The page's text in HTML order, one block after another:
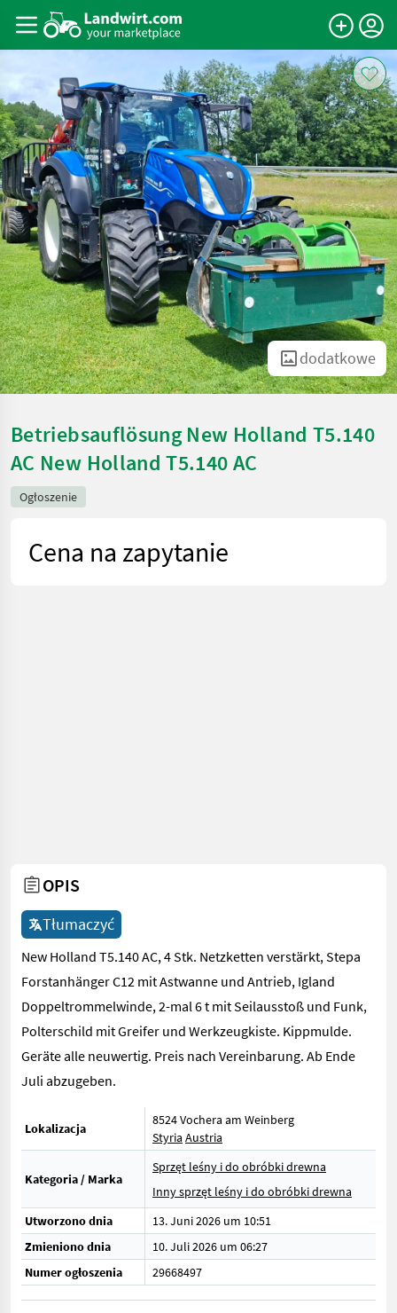
dodatkowe
Betriebsauflösung New Holland T5.140
AC New Holland T5.140 AC
Ogłoszenie
Cena na zapytanie
OPIS
Tłumaczyć
New Holland T5.140 AC, 4 Stk. Netzketten verstärkt, Stepa
Forstanhänger C12 mit Astwanne und Antrieb, Igland
Doppeltrommelwinde, 2-mal 6 t mit Seilausstoß und Funk,
Polterschild mit Greifer und Werkzeugkiste. Kippmulde.
Geräte alle neuwertig. Preis nach Vereinbarung. Ab Ende
Juli abzugeben.
Lokalizacja
8524 Vochera am Weinberg
Styria Austria
Kategoria / Marka
Sprzęt leśny i do obróbki drewna
Inny sprzęt leśny i do obróbki drewna
Utworzono dnia
13. Juni 2026 um 10:51
Zmieniono dnia
10. Juli 2026 um 06:27
Numer ogłoszenia
29668497